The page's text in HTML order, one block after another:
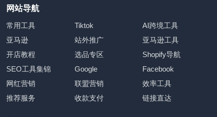
网站导航
常用工具 Tiktok
AI跨境工具
亚马逊
站外推广
亚马逊工具
开店教程
选品专区
Shopify导航
SEO工具集锦
Google
Facebook
网红营销
联盟营销
效率工具
推荐服务
收款支付 链接直达